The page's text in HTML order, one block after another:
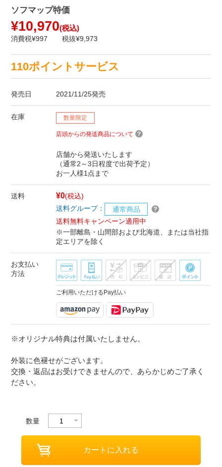
ソフマップ特価
¥10,970(税込)
消費税¥997 税抜¥9,973
110ポイントサービス
発売日 2021/11/25発売
在庫 数量限定
店頭からの発送商品について
店舗から発送いたします
（通常2～3日程度で出荷予定）
お一人様1点まで
送料 ¥0(税込)
送料グループ：
通常商品
送料無料キャンペーン適用中
※一部離島・山間部および北海道、または当社指
定エリアを除く
お支払い
方法
ご利用いただけるPay払い
※オリジナル特典は付属いたしません。
外装に色褪せがございます。
交換・返品はお受けできませんので、あらかじめご了承く
ださい。
数量